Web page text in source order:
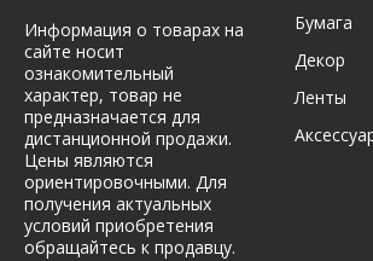
Информация о товарах на
сайте носит
ознакомительный
характер, товар не
предназначается для
дистанционной продажи.
Цены являются
ориентировочными. Для
получения актуальных
условий приобретения
обращайтесь к продавцу.
Бумага
Декор
Ленты